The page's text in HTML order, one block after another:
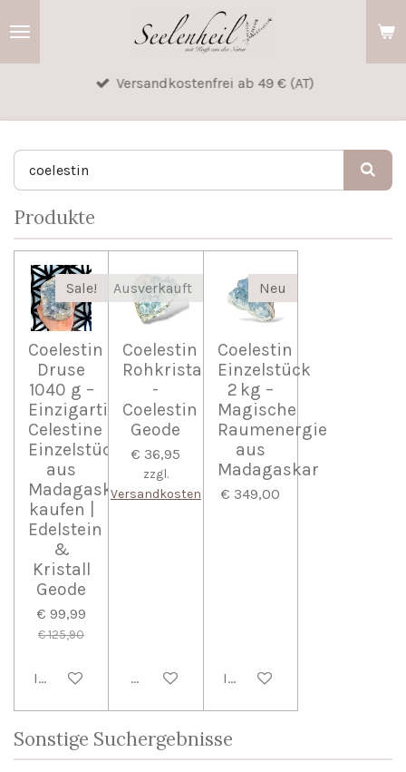
Versandkostenfrei ab 49 € (AT)
Produkte
Sale!
Coelestin
Druse
1040 g –
Einzigartiges
Celestine
Einzelstück
aus
Madagaskar
kaufen |
Edelstein
&
Kristall
Geode
€ 99,99
€ 125,90
In den Warenkorb
Ausverkauft
Coelestin
Rohkristall
-
Coelestin
Geode
€ 36,95
zzgl.
Versandkosten
Bei Verfügbarkeit benachrichtigen
Neu
Coelestin
Einzelstück
2 kg –
Magische
Raumenergie
aus
Madagaskar
€ 349,00
In den Warenkorb
Sonstige Suchergebnisse